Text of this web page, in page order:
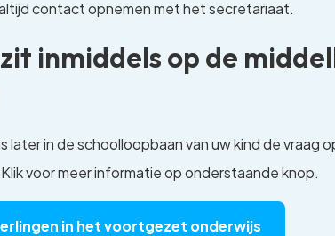
contact opnemen met het secretariaat.
inmiddels op de
later in de schoolloopbaan van uw kind de
voor meer informatie op onderstaande knop.
in het voortgezet onderwijs